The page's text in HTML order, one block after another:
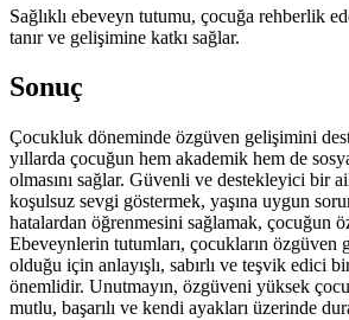
Sağlıklı ebeveyn tutumu, çocuğa rehberlik
tanır ve gelişimine katkı sağlar.
Sonuç
Çocukluk döneminde özgüven gelişimini
yıllarda çocuğun hem akademik hem de
olmasını sağlar. Güvenli ve destekleyici bir
koşulsuz sevgi göstermek, yaşına uygun
hatalardan öğrenmesini sağlamak, çocuğun
Ebeveynlerin tutumları, çocukların özgüven
olduğu için anlayışlı, sabırlı ve teşvik edici
önemlidir. Unutmayın, özgüveni yüksek
mutlu, başarılı ve kendi ayakları üzerinde